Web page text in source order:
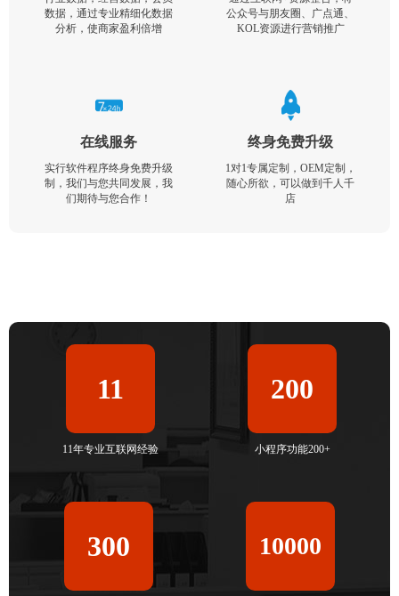
数据，通过专业精细化数据
分析，使商家盈利倍增
公众号与朋友圈、广点通、
KOL资源进行营销推广
在线服务
实行软件程序终身免费升级
制，我们与您共同发展，我
们期待与您合作！
终身免费升级
1对1专属定制，OEM定制，
随心所欲，可以做到千人千
店
11
11年专业互联网经验
200
小程序功能200+
300 10000